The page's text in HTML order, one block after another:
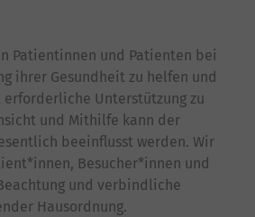
Patientinnen und Patienten bei
ihrer Gesundheit zu helfen und
Unterstützung zu
und Mithilfe kann der
beeinflusst werden. Wir
Besucher*innen und
und verbindliche
Hausordnung.